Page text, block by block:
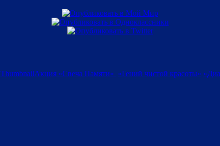
Акция «Свеча Памяти» «Гений чистой красоты»